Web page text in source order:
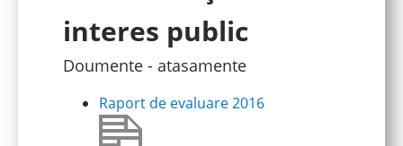
interes public
Doumente - atasamente
Raport de evaluare 2016